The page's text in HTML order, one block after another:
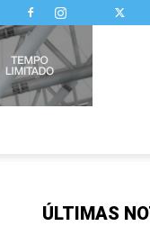
ÚLTIMAS